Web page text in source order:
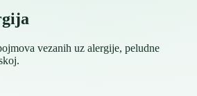
vezanih uz alergije, peludne